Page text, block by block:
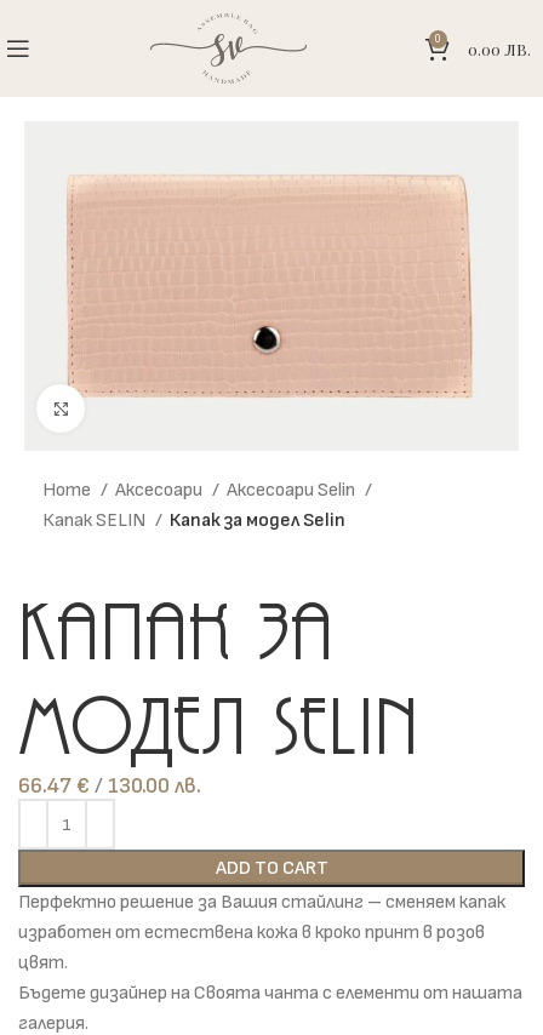
0 0.00 ЛВ.
Home Аксесоари
Аксесоари Selin
Капак SELIN
Капак за модел Selin
Капак за
модел Selin
66.47€ лв.
ADD TO CART
Перфектно решение за Вашия стайлинг – сменяем капак
изработен от естествена кожа в кроко принт в розов
цвят.
Бъдете дизайнер на Своята чанта с елементи от нашата
галерия.